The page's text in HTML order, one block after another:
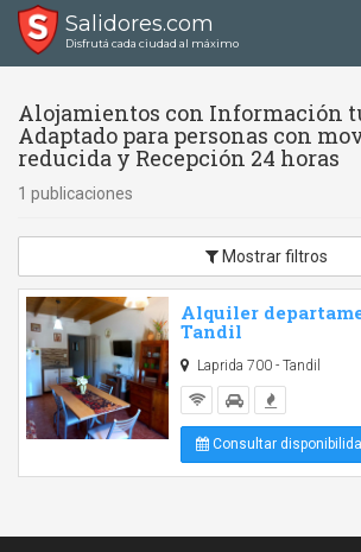
Salidores.com
Disfrutá cada ciudad al máximo
Alojamientos con Información
Adaptado para personas con
reducida y Recepción 24 horas
1 publicaciones
Mostrar filtros
Alquiler
Tandil
Laprida 700 - Tandil
Consultar